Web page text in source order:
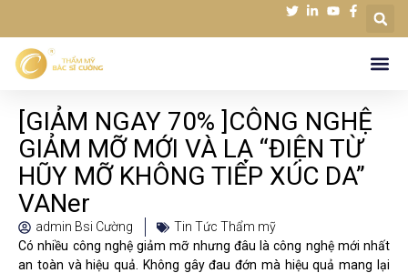
[GIẢM NGAY 70% ]CÔNG NGHỆ
GIẢM MỠ MỚI VÀ LẠ “ĐIỆN TỪ
HŨY MỠ KHÔNG TIẾP XÚC DA”
VANer
admin Bsi Cường
Tin Tức Thẩm mỹ
Có nhiều công nghệ giảm mỡ nhưng đâu là công nghệ mới nhất
an toàn và hiệu quả. Không gây đau đớn mà hiệu quả mang lại